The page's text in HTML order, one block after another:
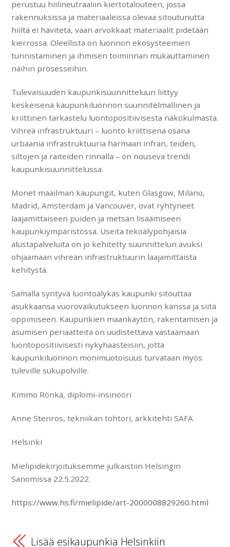
perustuu hiilineutraaliin kiertotalouteen, jossa
rakennuksissa ja materiaaleissa olevaa sitoutunutta
hiiltä ei hävitetä, vaan arvokkaat materiaalit pidetään
kierrossa. Oleellista on luonnon ekosysteemien
tunnistaminen ja ihmisen toiminnan mukauttaminen
näihin prosesseihin.
Tulevaisuuden kaupunkisuunnitteluun liittyy
keskeisenä kaupunkiluonnon suunnitelmallinen ja
kriittinen tarkastelu luontopositiivisesta näkökulmasta.
Vihreä infrastruktuuri – luonto kriittisenä osana
urbaania infrastruktuuria harmaan infran, teiden,
siltojen ja raiteiden rinnalla – on nouseva trendi
kaupunkisuunnittelussa.
Monet maailman kaupungit, kuten Glasgow, Milano,
Madrid, Amsterdam ja Vancouver, ovat ryhtyneet
laajamittaiseen puiden ja metsän lisäämiseen
kaupunkiympäristössä. Useita tekoälypohjaisia
alustapalveluita on jo kehitetty suunnittelun avuksi
ohjaamaan vihreän infrastruktuurin laajamittaista
kehitystä.
Samalla syntyvä luontoälykäs kaupunki sitouttaa
asukkaansa vuorovaikutukseen luonnon kanssa ja siitä
oppimiseen. Kaupunkien maankäytön, rakentamisen ja
asumisen periaatteita on uudistettava vastaamaan
luontopositiivisesti nykyhaasteisiin, jotta
kaupunkiluonnon monimuotoisuus turvataan myös
tuleville sukupolville.
Kimmo Rönkä, diplomi-insinööri
Anne Stenros, tekniikan tohtori, arkkitehti SAFA
Helsinki
Mielipidekirjoituksemme julkaistiin Helsingin
Sanomissa 22.5.2022.
https://www.hs.fi/mielipide/art-2000008829260.html
Lisää esikaupunkia Helsinkiin